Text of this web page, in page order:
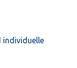
individuelle